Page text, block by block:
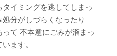
イミングを逃してしまっ
分がしづらくなったり
て 不本意にごみが溜まっ
ます。